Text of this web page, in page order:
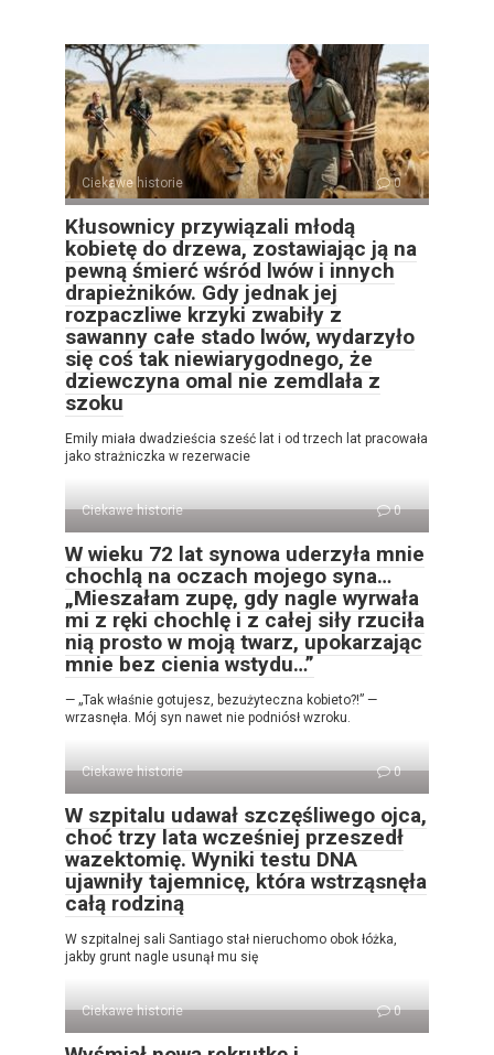
Ciekawe historie 0
Kłusownicy przywiązali młodą
kobietę do drzewa, zostawiając ją na
pewną śmierć wśród lwów i innych
drapieżników. Gdy jednak jej
rozpaczliwe krzyki zwabiły z
sawanny całe stado lwów, wydarzyło
się coś tak niewiarygodnego, że
dziewczyna omal nie zemdlała z
szoku
Emily miała dwadzieścia sześć lat i od trzech lat pracowała
jako strażniczka w rezerwacie
Ciekawe historie 0
W wieku 72 lat synowa uderzyła mnie
chochlą na oczach mojego syna…
„Mieszałam zupę, gdy nagle wyrwała
mi z ręki chochlę i z całej siły rzuciła
nią prosto w moją twarz, upokarzając
mnie bez cienia wstydu…”
— „Tak właśnie gotujesz, bezużyteczna kobieto?!” —
wrzasnęła. Mój syn nawet nie podniósł wzroku.
Ciekawe historie 0
W szpitalu udawał szczęśliwego ojca,
choć trzy lata wcześniej przeszedł
wazektomię. Wyniki testu DNA
ujawniły tajemnicę, która wstrząsnęła
całą rodziną
W szpitalnej sali Santiago stał nieruchomo obok łóżka,
jakby grunt nagle usunął mu się
Ciekawe historie 0